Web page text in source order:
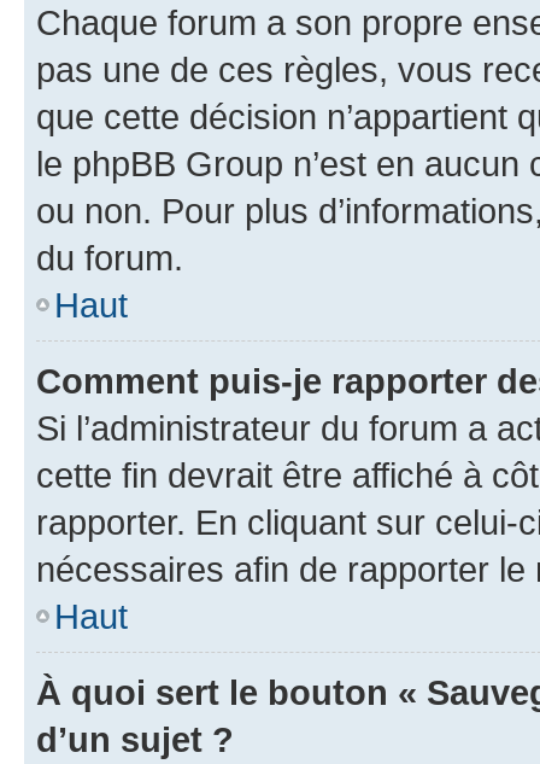
Chaque forum a son propre
pas une de ces règles, vous
que cette décision n’appartient
le phpBB Group n’est en
ou non. Pour plus
du forum.
Haut
Comment puis-je rapporter
Si l’administrateur du forum a
cette fin devrait être affiché à
rapporter. En cliquant sur
nécessaires afin de rapporter le
Haut
À quoi sert le bouton «
d’un sujet ?